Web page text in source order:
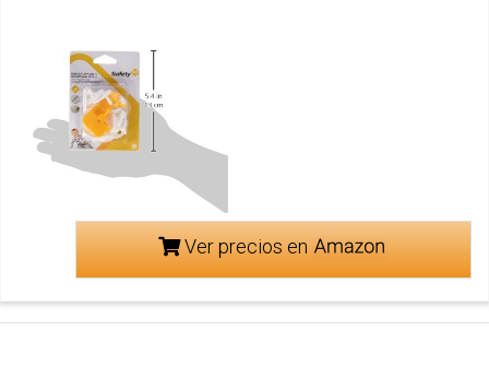
Ver precios en